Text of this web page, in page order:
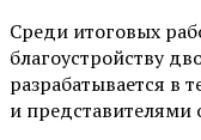
Среди итоговых
благоустройству
разрабатывается в
и представителями